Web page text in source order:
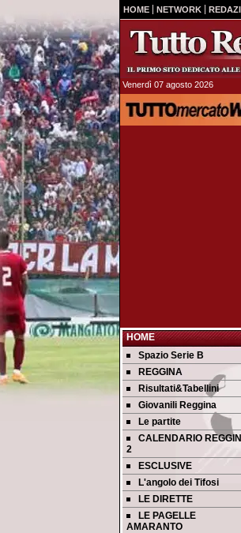
HOME NETWORK
Venerdì 07 agosto 2026
HOME
Spazio Serie B
REGGINA
Risultati&Tabellini
Giovanili Reggina
Le partite
CALENDARIO
2
ESCLUSIVE
L'angolo dei Tifosi
LE DIRETTE
LE PAGELLE
AMARANTO